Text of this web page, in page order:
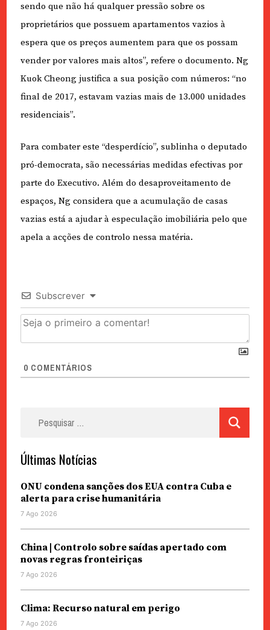
sendo que não há qualquer pressão sobre os
proprietários que possuem apartamentos vazios à
espera que os preços aumentem para que os possam
vender por valores mais altos”, refere o documento. Ng
Kuok Cheong justifica a sua posição com números: “no
final de 2017, estavam vazias mais de 13.000 unidades
residenciais”.
Para combater este “desperdício”, sublinha o deputado
pró-democrata, são necessárias medidas efectivas por
parte do Executivo. Além do desaproveitamento de
espaços, Ng considera que a acumulação de casas
vazias está a ajudar à especulação imobiliária pelo que
apela a acções de controlo nessa matéria.
Subscrever
0 COMENTÁRIOS
Últimas Notícias
ONU condena sanções dos EUA contra Cuba e
alerta para crise humanitária
7 Ago 2026
China | Controlo sobre saídas apertado com
novas regras fronteiriças
7 Ago 2026
Clima: Recurso natural em perigo
7 Ago 2026